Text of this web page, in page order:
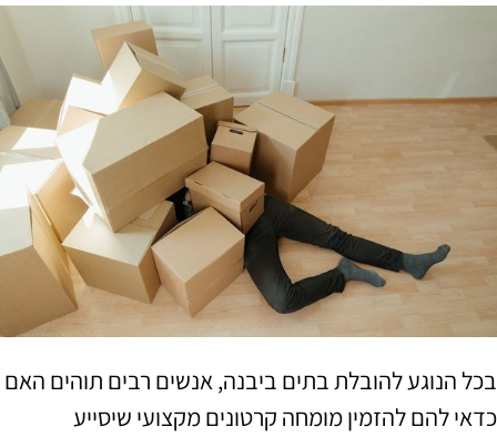
בכל הנוגע להובלת בתים ביבנה, אנשים רבים תוהים האם
כדאי להם להזמין מומחה קרטונים מקצועי שיסייע